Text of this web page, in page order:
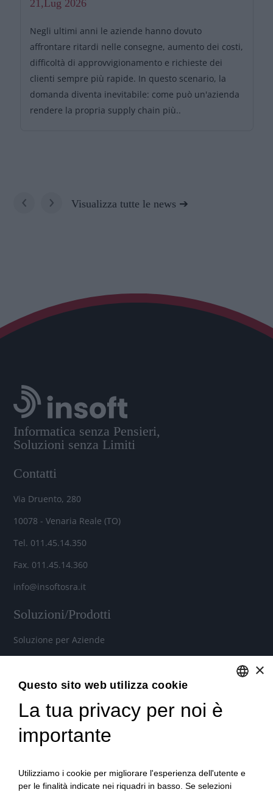
21,Lug 2026
Negli ultimi anni le aziende hanno dovuto
affrontare ritardi nelle consegne, aumento dei costi,
difficoltà di approvvigionamento e richieste dei
clienti sempre più rapide. In questo scenario, la
domanda diventa inevitabile: come può un'azienda
rendere la propria supply chain più..
‹ › Visualizza tutte le news
Informatica senza Pensieri,
Soluzioni senza Limiti
Contatti
Via Druento, 280
10078 - Venaria Reale (TO)
Tel. 011.45.14.350
Fax. 011.45.14.360
info@insoftosra.it
Soluzioni/Prodotti
Soluzione per Aziende
Soluzione per Consulenti
Servizi
Industria 4.0
Soluzioni in Cloud per aziende, commercialisti e consulenti
del lavoro
×
Questo sito web utilizza cookie
La tua privacy per noi è
importante
Utilizziamo i cookie per migliorare l'esperienza dell'utente e
per le finalità indicate nei riquadri in basso. Se selezioni